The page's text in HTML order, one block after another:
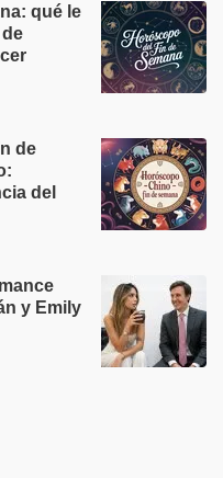
qué le
de
del
y Emily